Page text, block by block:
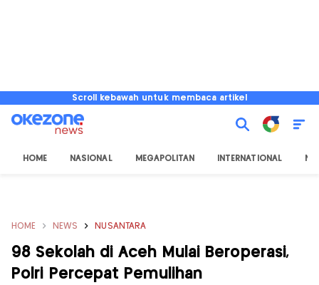
Scroll kebawah untuk membaca artikel
HOME NASIONAL MEGAPOLITAN INTERNATIONAL
HOME NEWS NUSANTARA
98 Sekolah di Aceh Mulai Beroperasi,
Polri Percepat Pemulihan